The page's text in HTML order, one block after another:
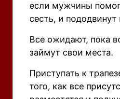
если мужчины
сесть, и пододвинут
Все ожидают, пока
займут свои места.
Приступать к
того, как все